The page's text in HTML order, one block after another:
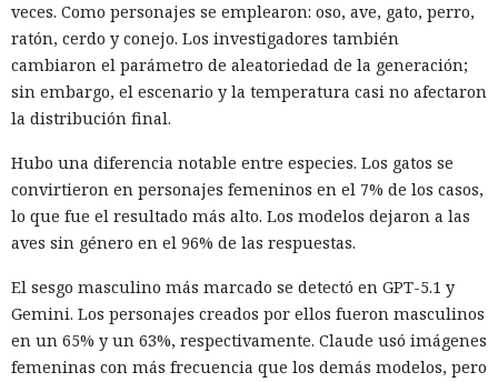
veces. Como personajes se emplearon: oso, ave, gato, perro,
ratón, cerdo y conejo. Los investigadores también
cambiaron el parámetro de aleatoriedad de la generación;
sin embargo, el escenario y la temperatura casi no afectaron
la distribución final.
Hubo una diferencia notable entre especies. Los gatos se
convirtieron en personajes femeninos en el 7% de los casos,
lo que fue el resultado más alto. Los modelos dejaron a las
aves sin género en el 96% de las respuestas.
El sesgo masculino más marcado se detectó en GPT-5.1 y
Gemini. Los personajes creados por ellos fueron masculinos
en un 65% y un 63%, respectivamente. Claude usó imágenes
femeninas con más frecuencia que los demás modelos, pero